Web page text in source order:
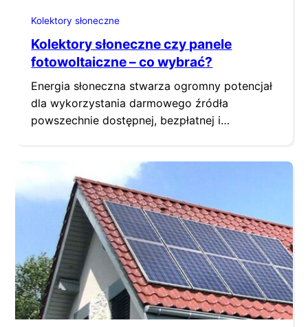
Kolektory słoneczne
Kolektory słoneczne czy panele
fotowoltaiczne – co wybrać?
Energia słoneczna stwarza ogromny potencjał
dla wykorzystania darmowego źródła
powszechnie dostępnej, bezpłatnej i
produkcji energii elektrycznej, jak i ciepła.
Wobec konieczności obniżania zużycia
tradycyjnie wytwarzanej energii, energia
słoneczna pozostaje absolutnie
bezkonkurencyjna pod względem
ekonomicznym i ekologicznym. Jednym z
dylematów właściciela domu pozostaje
obecnie często pytanie…